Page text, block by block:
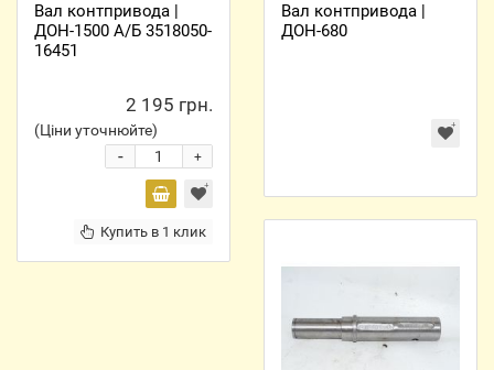
Вал контпривода |
ДОН-1500 А/Б 3518050-
16451
2 195 грн.
(Ціни уточнюйте)
+
-
Купить в 1 клик
Вал контпривода |
ДОН-680